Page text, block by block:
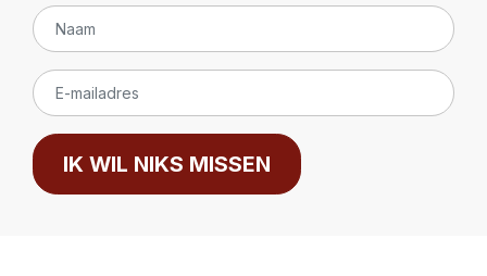
IK WIL NIKS MISSEN